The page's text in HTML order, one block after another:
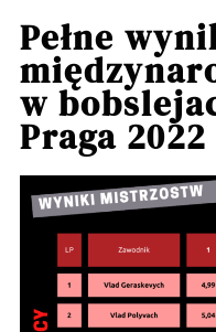
Pełne
w
Praga 2022